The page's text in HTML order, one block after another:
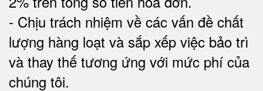
- Chịu trách nhiệm về các vấn đề chất
lượng hàng loạt và sắp xếp việc bảo trì
và thay thế tương ứng với mức phí của
chúng tôi.